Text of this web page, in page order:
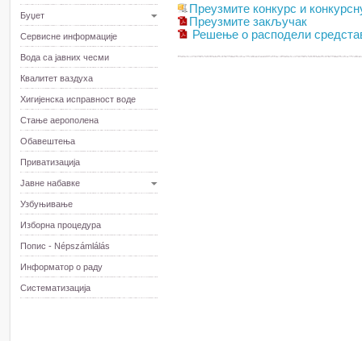
Буџет
Сервисне информације
Вода са јавних чесми
Квалитет ваздуха
Хигијенска исправност воде
Стање аерополена
Обавештења
Приватизација
Јавне набавке
Узбуњивање
Изборна процедура
Попис - Népszámlálás
Информатор о раду
Систематизација
Преузмите конкурс и
Преузмите закључак
Решење о расподели